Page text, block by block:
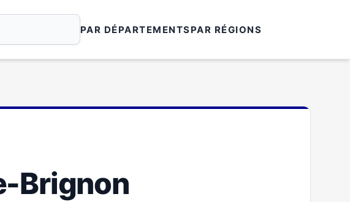
PAR DÉPARTEMENTSPAR RÉGIONS
Brignon